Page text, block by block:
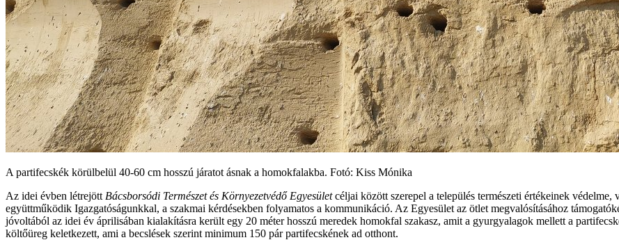
A partifecskék körülbelül 40-60 cm hosszú járatot ásnak a homokfalakba. Fotó: Kiss Mónika
Az idei évben létrejött Bácsborsódi Természet és Környezetvédő Egyesületcéljai között szerepel a település természeti értékeinek
együttműködik Igazgatóságunkkal, a szakmai kérdésekben folyamatos a kommunikáció. Az Egyesület az ötlet megvalósításához
jóvoltából az idei év áprilisában kialakításra került egy 20 méter hosszú meredek homokfal szakasz, amit a gyurgyalagok mellett a
költőüreg keletkezett, ami a becslések szerint minimum 150 pár partifecskének ad otthont.